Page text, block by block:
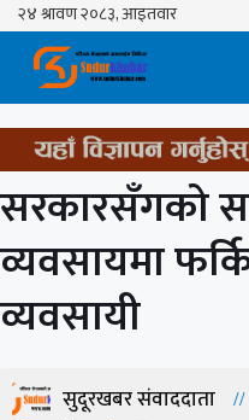
Skip
content
सरकारसँगको
व्यवसायमा
व्यवसायी
सुदूरखबर संवाददाता